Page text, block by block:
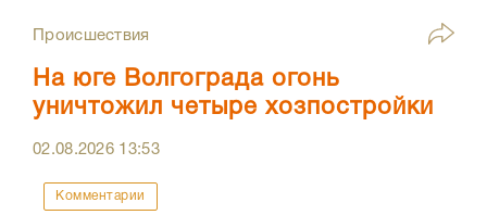
Происшествия
На юге Волгограда огонь
уничтожил четыре хозпостройки
02.08.2026 13:53
Комментарии